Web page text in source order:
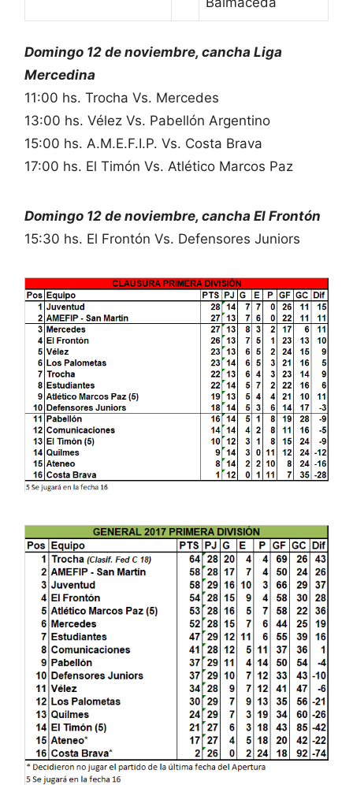
Domingo 12 de noviembre, cancha Liga
Mercedina
11:00 hs. Trocha Vs. Mercedes
13:00 hs. Vélez Vs. Pabellón Argentino
15:00 hs. A.M.E.F.I.P. Vs. Costa Brava
17:00 hs. El Timón Vs. Atlético Marcos Paz
Domingo 12 de noviembre, cancha El Frontón
15:30 hs. El Frontón Vs. Defensores Juniors